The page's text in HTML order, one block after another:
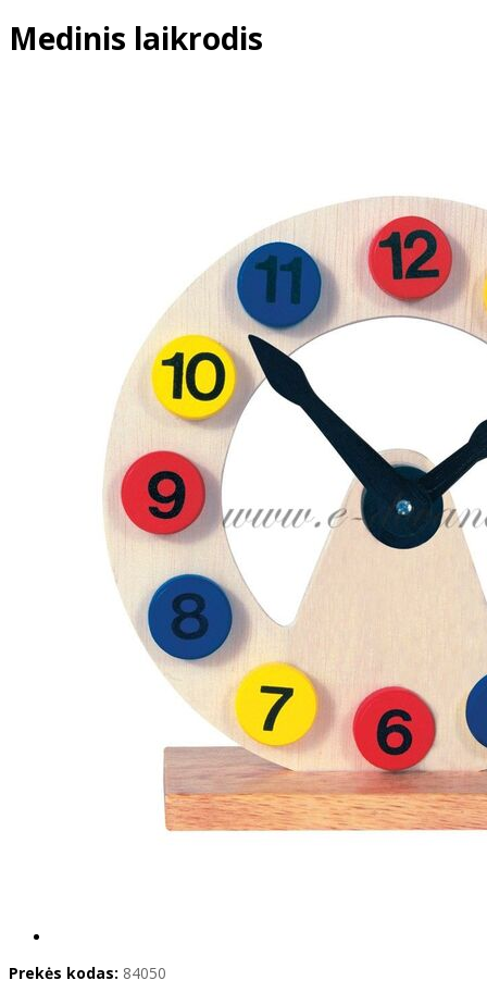
Medinis laikrodis
Prekės kodas: 84050